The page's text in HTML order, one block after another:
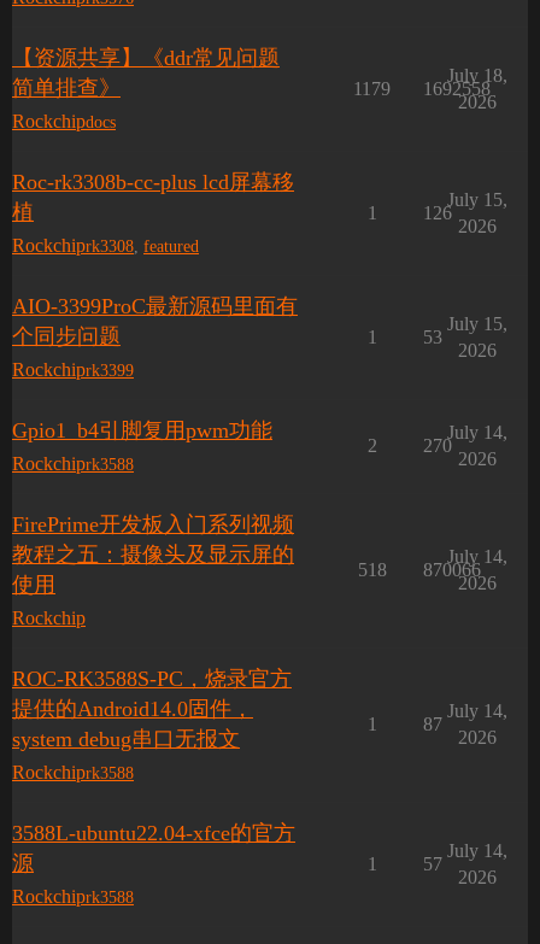
【资源共享】《ddr常见问题
简单排查》
Rockchipdocs
1179 1692558
July 18,
2026
Roc-rk3308b-cc-plus lcd屏幕移
植
Rockchiprk3308 featured
1 126
July 15,
2026
AIO-3399ProC最新源码里面有
个同步问题
Rockchiprk3399
1 53
July 15,
2026
Gpio1_b4引脚复用pwm功能
Rockchiprk3588
2 270
July 14,
2026
FirePrime开发板入门系列视频
教程之五：摄像头及显示屏的
使用
Rockchip
518 870066
July 14,
2026
ROC-RK3588S-PC，烧录官方
提供的Android14.0固件，
system debug串口无报文
Rockchiprk3588
1 87
July 14,
2026
3588L-ubuntu22.04-xfce的官方
源
Rockchiprk3588
1 57
July 14,
2026